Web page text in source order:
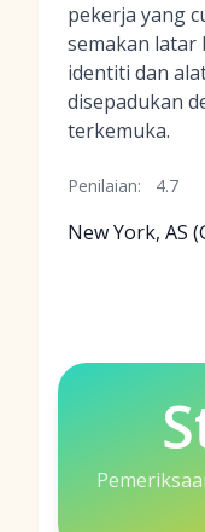
pekerja yang
semakan latar
identiti dan
disepadukan
terkemuka.
Penilaian: 4.7
New York, AS